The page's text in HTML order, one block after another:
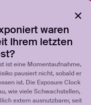
waren
Ihrem letzten
ist eine Momentaufnahme,
pausiert nicht, sobald er
ist. Die Exposure Clock
wie viele Schwachstellen,
extern ausnutzbarer, seit
Management-Programm